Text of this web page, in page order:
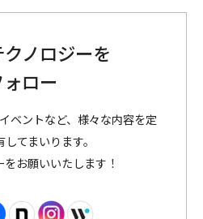
ノロジーを
ォロー
ベントなど、様々な内容を定
てまいります。
お願いいたします！